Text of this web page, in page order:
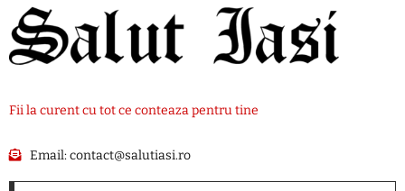
Fii la curent cu tot ce conteaza pentru tine
Email:contact@salutiasi.ro